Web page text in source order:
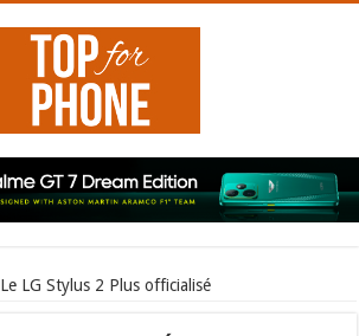
Le LG Stylus 2 Plus officialisé